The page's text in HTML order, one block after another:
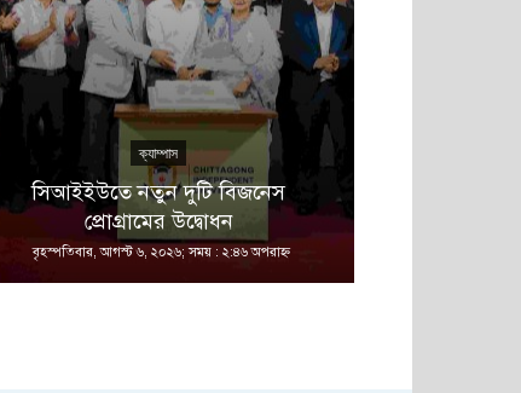
ক্যাম্পাস
সিআইইউতে নতুন দুটি বিজনেস
প্রোগ্রামের উদ্বোধন
বৃহস্পতিবার, আগস্ট ৬, ২০২৬; সময় : ২:৪৬ অপরাহ্ণ